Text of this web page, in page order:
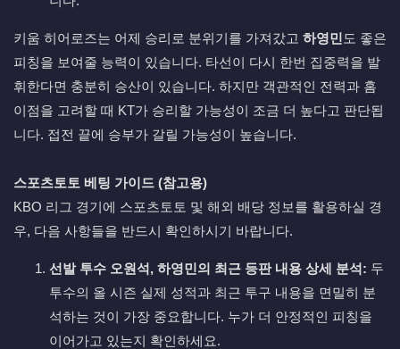
키움 히어로즈는 어제 승리로 분위기를 가져갔고 하영민 도 좋은
피칭을 보여줄 능력이 있습니다. 타선이 다시 한번 집중력을 발
휘한다면 충분히 승산이 있습니다. 하지만 객관적인 전력과 홈
이점을 고려할 때 KT가 승리할 가능성이 조금 더 높다고 판단됩
니다. 접전 끝에 승부가 갈릴 가능성이 높습니다.
스포츠토토 베팅 가이드 (참고용)
KBO 리그 경기에 스포츠토토 및 해외 배당 정보를 활용하실 경
우, 다음 사항들을 반드시 확인하시기 바랍니다.
선발 투수 오원석, 하영민의 최근 등판 내용 상세 분석: 두
투수의 올 시즌 실제 성적과 최근 투구 내용을 면밀히 분
석하는 것이 가장 중요합니다. 누가 더 안정적인 피칭을
이어가고 있는지 확인하세요.